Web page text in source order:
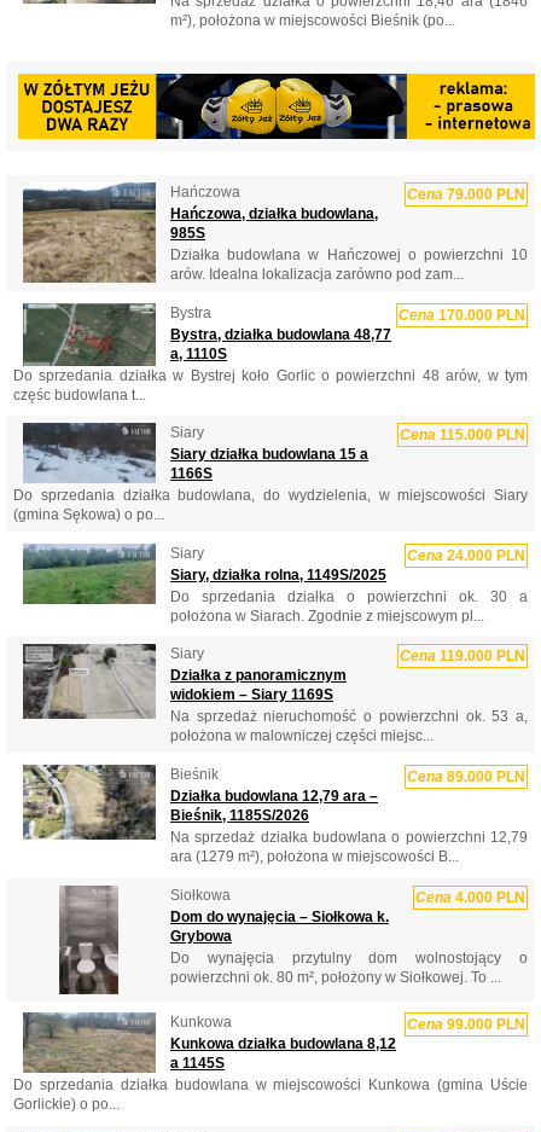
m²), położona w miejscowości Bieśnik (po...
Hańczowa Cena 79.000 PLN
Hańczowa, działka budowlana,
985S
Działka budowlana w Hańczowej o powierzchni 10
arów. Idealna lokalizacja zarówno pod zam...
Bystra Cena 170.000 PLN
Bystra, działka budowlana 48,77
a, 1110S
Do sprzedania działka w Bystrej koło Gorlic o powierzchni 48 arów, w tym
częśc budowlana t...
Siary Cena 115.000 PLN
Siary działka budowlana 15 a
1166S
Do sprzedania działka budowlana, do wydzielenia, w miejscowości Siary
(gmina Sękowa) o po...
Siary Cena 24.000 PLN
Siary, działka rolna, 1149S/2025
Do sprzedania działka o powierzchni ok. 30 a
położona w Siarach. Zgodnie z miejscowym pl...
Siary Cena 119.000 PLN
Działka z panoramicznym
widokiem – Siary 1169S
Na sprzedaż nieruchomość o powierzchni ok. 53 a,
położona w malowniczej części miejsc...
Bieśnik Cena 89.000 PLN
Działka budowlana 12,79 ara –
Bieśnik, 1185S/2026
Na sprzedaż działka budowlana o powierzchni 12,79
ara (1279 m²), położona w miejscowości B...
Siołkowa Cena 4.000 PLN
Dom do wynajęcia – Siołkowa k.
Grybowa
Do wynajęcia przytulny dom wolnostojący o
powierzchni ok. 80 m², położony w Siołkowej. To ...
Kunkowa Cena 99.000 PLN
Kunkowa działka budowlana 8,12
a 1145S
Do sprzedania działka budowlana w miejscowości Kunkowa (gmina Uście
Gorlickie) o po...